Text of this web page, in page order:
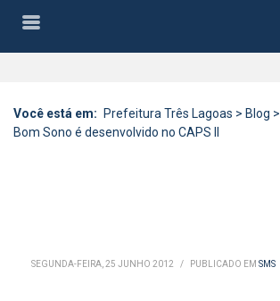
Você está em: Prefeitura Três Lagoas > Blog >
Bom Sono é desenvolvido no CAPS II
SEGUNDA-FEIRA, 25 JUNHO 2012 / PUBLICADO EM SMS